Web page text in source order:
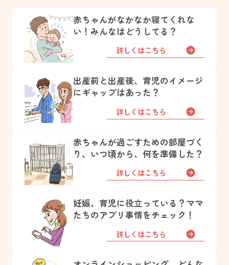
赤ちゃんがなかなか寝てくれな
い！みんなはどうしてる？
詳しくはこちら
出産前と出産後、育児のイメージ
にギャップはあった？
詳しくはこちら
赤ちゃんが過ごすための部屋づく
り、いつ頃から、何を準備した？
詳しくはこちら
妊娠、育児に役立っている？ママ
たちのアプリ事情をチェック！
詳しくはこちら